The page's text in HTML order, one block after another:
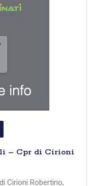
– Cpr di Cirioni
Cirioni Robertino,